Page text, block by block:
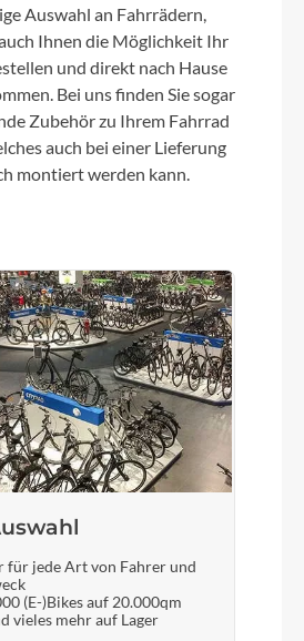
Laufradgröße
27,5 Zoll
Schalthebel
ST-EF41 EZ fire plus,
Bremshebel
TEKTRO
Steuersatz
FSA TH-848T
Sattel
sportive Comfort
Gabel
XCE-28 100 mm
Auswahl an Fahrrädern,
Ihnen die Möglichkeit Ihr
und direkt nach Hause
Bei uns finden Sie sogar
Zubehör zu Ihrem Fahrrad
auch bei einer Lieferung
montiert werden kann.
für jede Art von Fahrer und
(E-)Bikes auf 20.000qm
vieles mehr auf Lager